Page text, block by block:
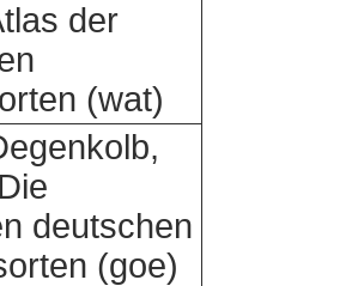
der
(wat)
deutschen
(goe)